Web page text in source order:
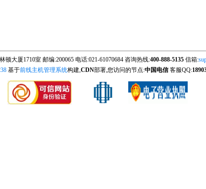
顿大厦1710室 邮编:200065 电话:021-61070684 咨询热线:400-888-5135信箱:
基于前线主机管理系统构建,CDN部署,您访问的节点:中国电信客服QQ: